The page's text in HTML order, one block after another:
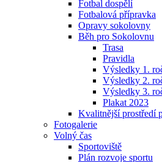
Fotbal dospělí
Fotbalová přípravka
Opravy sokolovny
Běh pro Sokolovnu
Trasa
Pravidla
Výsledky 1.
Výsledky 2.
Výsledky 3.
Plakat 2023
Kvalitnější prostředí
Fotogalerie
Volný čas
Sportoviště
Plán rozvoje sportu